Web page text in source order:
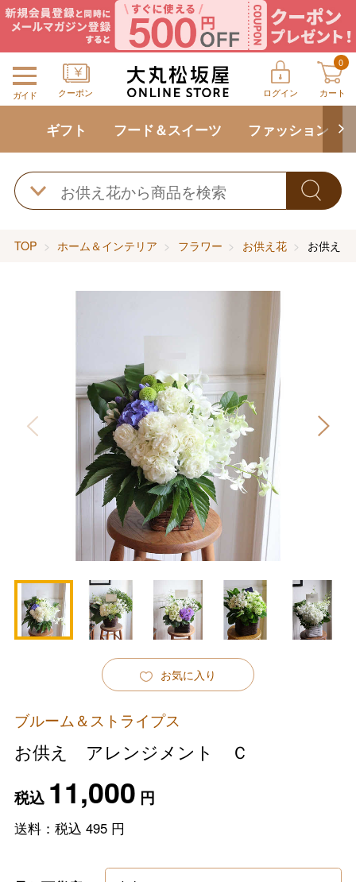
ガイド クーポン ログイン
0
カート
ギフト フード＆スイーツ ファッション
TOP ホーム＆インテリア フラワー お供え花 お供え
お気に入り
ブルーム＆ストライプス
お供え アレンジメント Ｃ
税込 11,000 円
送料：税込 495円